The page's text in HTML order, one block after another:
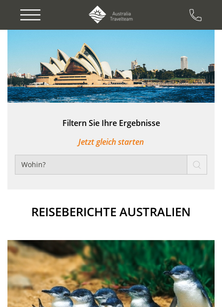
Filtern Sie Ihre Ergebnisse
Jetzt gleich starten
REISEBERICHTE AUSTRALIEN